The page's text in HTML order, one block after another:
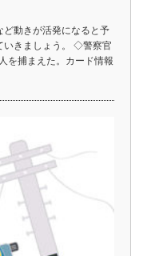
動きが活発になると予
いきましょう。 ◇警察官
を捕まえた。カード情報